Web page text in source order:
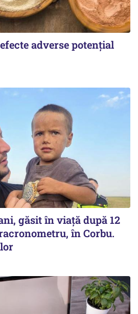
adverse potențial
găsit în viață după 12
în Corbu.